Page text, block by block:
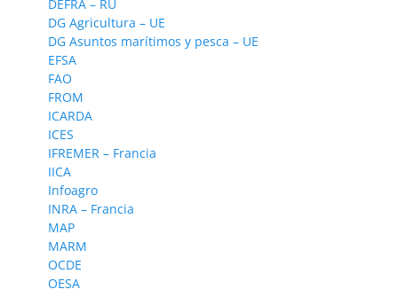
DEFRA – RU
DG Agricultura – UE
DG Asuntos marítimos y pesca – UE
EFSA
FAO
FROM
ICARDA
ICES
IFREMER – Francia
IICA
Infoagro
INRA – Francia
MAP
MARM
OCDE
OESA